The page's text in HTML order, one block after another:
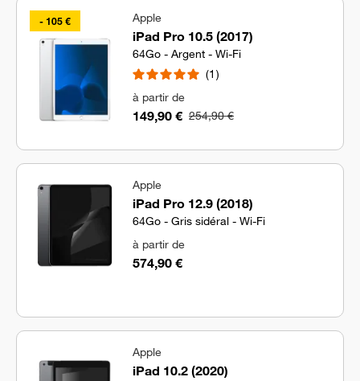
- 105 € Apple
iPad Pro 10.5 (2017)
64Go - Argent - Wi-Fi
1
à partir de
149,90 € 254,90 €
Apple
iPad Pro 12.9 (2018)
64Go - Gris sidéral - Wi-Fi
à partir de
574,90 €
Apple
iPad 10.2 (2020)